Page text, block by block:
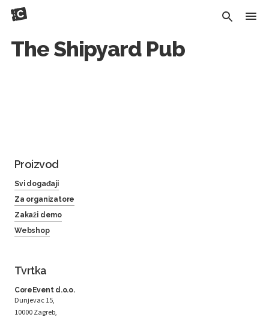
The Shipyard Pub
Proizvod
Svi događaji
Za organizatore
Zakaži demo
Webshop
Tvrtka
CoreEvent d.o.o.
Dunjevac 15,
10000 Zagreb,